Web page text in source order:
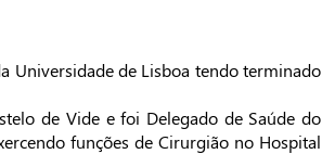
Universidade de Lisboa tendo terminado
de Vide e foi Delegado de Saúde do
funções de Cirurgião no Hospital